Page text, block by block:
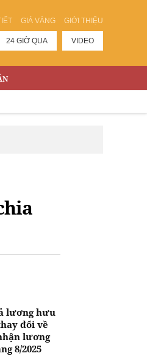
GIÁ VÀNG GIỚI THIỆU
24 GIỜ QUA VIDEO
lương hưu
đổi về
lương
8/2025